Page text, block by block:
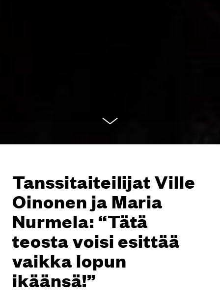
Tanssitaiteilijat Ville
Oinonen ja Maria
Nurmela: “Tätä
teosta voisi esittää
vaikka lopun
ikäänsä!”